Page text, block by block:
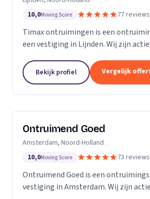
10,0Moving Score 77 reviews
Timax ontruimingen is een
een vestiging in Lijnden. Wij zijn
een 5.Bekijk profiel Vergelijk
Ontruimend Goed
Amsterdam, Noord-Holland
10,0Moving Score 73 reviews
Ontruimend Goed is een
vestiging in Amsterdam. Wij zijn